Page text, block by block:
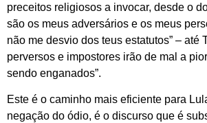
preceitos religiosos a invocar, desde o
são os meus adversários e os meus
não me desvio dos teus estatutos” – até
perversos e impostores irão de mal a
sendo enganados”.
Este é o caminho mais eficiente para
negação do ódio, é o discurso que é